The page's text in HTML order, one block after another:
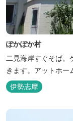
ぽかぽか村
二見海岸すぐそば
きます。アットホー
伊勢志摩